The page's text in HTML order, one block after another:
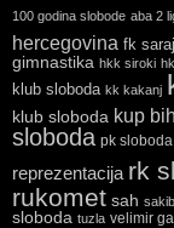
100 godina slobode aba 2
hercegovina fk
gimnastika hkk siroki
klub sloboda kk kakanj
klub sloboda kup bih
sloboda pk sloboda
reprezentacija rk
rukomet sah
sloboda tuzla velimir